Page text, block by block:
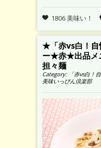
1806 美味い！
★「赤vs白！自
ー★赤★出品メ
担々麺
Category: 「赤vs白！
美味いっぴん倶楽部